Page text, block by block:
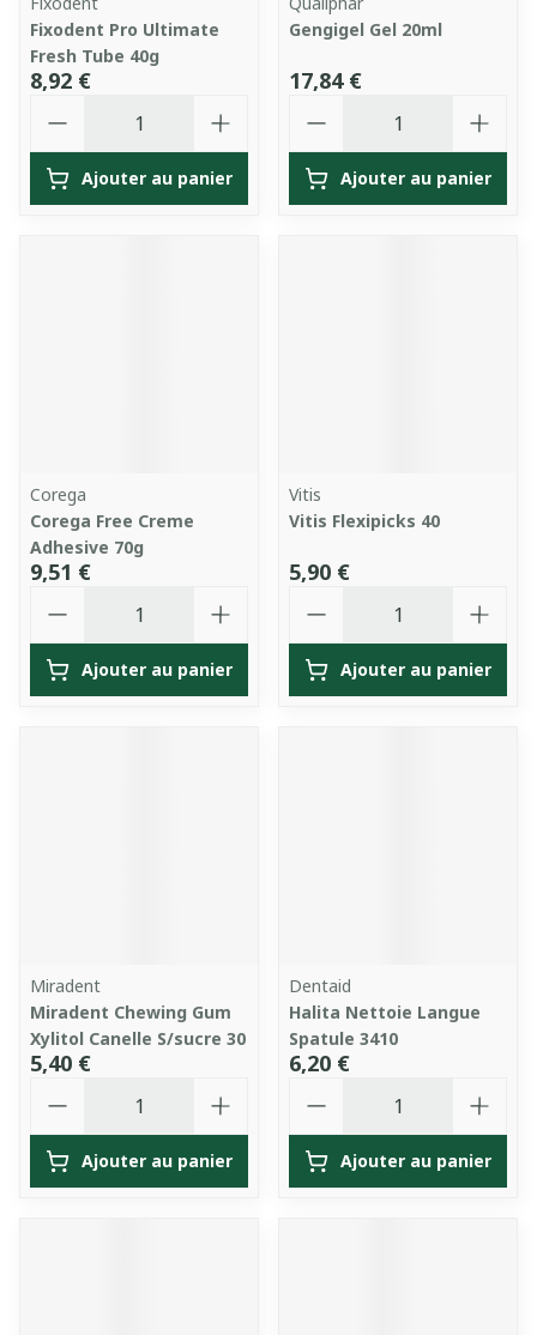
Fixodent Pro Ultimate
Fresh Tube 40g
8,92 €
Ajouter au panier
Gengigel Gel 20ml
17,84 €
Ajouter au panier
Corega
Corega Free Creme
Adhesive 70g
9,51 €
Ajouter au panier
Vitis
Vitis Flexipicks 40
5,90 €
Ajouter au panier
Miradent
Miradent Chewing Gum
Xylitol Canelle S/sucre 30
5,40 €
Ajouter au panier
Dentaid
Halita Nettoie Langue
Spatule 3410
6,20 €
Ajouter au panier